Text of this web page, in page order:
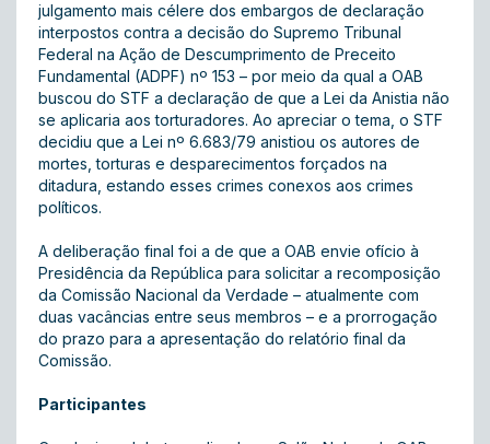
julgamento mais célere dos embargos de declaração
interpostos contra a decisão do Supremo Tribunal
Federal na Ação de Descumprimento de Preceito
Fundamental (ADPF) nº 153 – por meio da qual a OAB
buscou do STF a declaração de que a Lei da Anistia não
se aplicaria aos torturadores. Ao apreciar o tema, o STF
decidiu que a Lei nº 6.683/79 anistiou os autores de
mortes, torturas e desparecimentos forçados na
ditadura, estando esses crimes conexos aos crimes
políticos.
A deliberação final foi a de que a OAB envie ofício à
Presidência da República para solicitar a recomposição
da Comissão Nacional da Verdade – atualmente com
duas vacâncias entre seus membros – e a prorrogação
do prazo para a apresentação do relatório final da
Comissão.
Participantes